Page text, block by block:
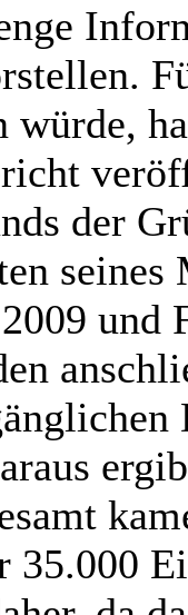
würde,
der
und
35.000